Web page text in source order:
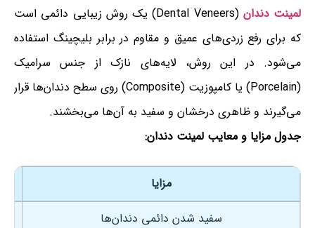
لمینت دندان
(Dental Veneers) یک روش زیبایی دائمی است
که برای رفع زردی‌های عمیق و مقاوم در برابر بلیچینگ استفاده
می‌شود. در این روش، لایه‌های نازک از جنس سرامیک
(Porcelain) یا کامپوزیت (Composite) روی سطح دندان‌ها قرار
می‌گیرند و ظاهری درخشان و سفید به آن‌ها می‌بخشند.
جدول مزایا و معایب لمینت دندان:
مزایا
سفید شدن دائمی دندان‌ها